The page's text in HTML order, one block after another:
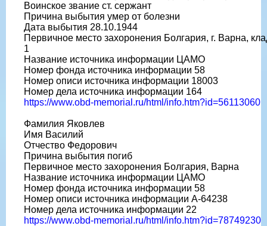
Воинское звание ст. сержант
Причина выбытия умер от болезни
Дата выбытия 28.10.1944
Первичное место захоронения Болгария, г. Варна,
1
Название источника информации ЦАМО
Номер фонда источника информации 58
Номер описи источника информации 18003
Номер дела источника информации 164
https://www.obd-memorial.ru/html/info.htm?id=56113060
Фамилия Яковлев
Имя Василий
Отчество Федорович
Причина выбытия погиб
Первичное место захоронения Болгария, Варна
Название источника информации ЦАМО
Номер фонда источника информации 58
Номер описи источника информации A-64238
Номер дела источника информации 22
https://www.obd-memorial.ru/html/info.htm?id=78749230